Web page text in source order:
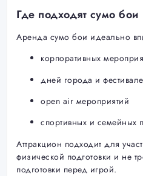
Где подходят сумо бои
Аренда сумо бои идеально
корпоративных
дней города и
open air мероприятий
спортивных и семейных
Аттракцион подходит для
физической подготовки и не
подготовки перед игрой.